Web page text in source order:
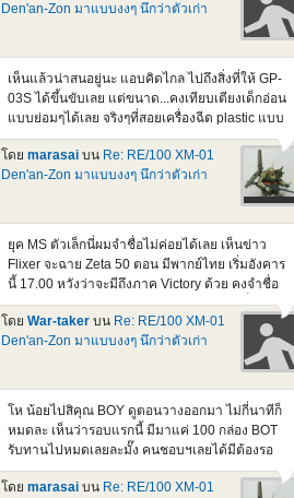
ด้วย ก็กินที่หนักเข้าไปอีก แต่บ่นแบบนี้ ผมรอ part
ของ Dynames ที่เป็นปืน กับ มิซายด์ อยู่นะ จริง ๆ ก็
Dynames กับ Kyorios ดองอยู่ด้วยแฮะ
Den'an-Zon มาแบบงงๆ นึกว่าตัวเก่า
เห็นแล้วน่าสนอยู่นะ แอบคิดไกล ไปถึงสิ่งที่ให้ GP-
03S ได้ขึ้นขับเลย แต่ขนาด...คงเทียบเตียงเด็กอ่อน
แบบย่อมๆได้เลย จริงๆที่สอยเครื่องฉีด plastic แบบ
เส้นมา ก็กะว่าจะทำแหละ กะ Mega Rider ให้ ZZ ขี่
เล่น แต่เอาจริงๆนี่ ยุ่งสะสางงานหลักเกือบทั้งวัน เลย
แทบไม่มีเวลาพิมพ์เลยหลังๆนี้
โดย marasai บน Re: RE/100 XM-01
Den'an-Zon มาแบบงงๆ นึกว่าตัวเก่า
ยุค MS ตัวเล็กนี่ผมจำชื่อไม่ค่อยได้เลย เห็นข่าว
Flixer จะฉาย Zeta 50 ตอน มีพากย์ไทย เริ่มอังคาร
นี้ 17.00 หวังว่าจะมีถึงภาค Victory ด้วย คงจำชื่อ
MS ได้มากขึ้น (แต่ตัวนี้มันอยู่ใน F-91 นี่) เดี๋ยวนี้จะ
ให้เอา เสียงญีุ่ปุ่น sub eng. มาดูแบบเมื่อก่อน ก็
เหนื่อยเกิน เพิ่งต่ออันนี้ เกือบเสร็จ ไป เหนื่อยเอา
เรื่องครับ ที่ว่าเกือบเสร็จ เพราะหลายจุดมันใส่ สปริง
แกนเสียบก็แน่นจัดแล้ว ถ้าไขน็อตด้วย คงแงะมา
ทำสีไม่ได้แล้วละ
https://www.youtube.com/watch?v=U0kAdHrrHII
อังกฤษด้วย
โดย War-taker บน Re: RE/100 XM-01
Den'an-Zon มาแบบงงๆ นึกว่าตัวเก่า
โห น้อยไปสิคุณ BOY ดูตอนวางออกมา ไม่กี่นาทีก็
หมดละ เห็นว่ารอบแรกนี้ มีมาแค่ 100 กล่อง BOT
รับทานไปหมดเลยละมั๊ง คนชอบฯเลยได้มีต้องรอ
รอบถัดๆไป แต่จะไม่อุดหนุนร้านพวกนั้นละยกเว้น มี
ช่วงลดราคาลงปกติ Series ตัวเล็กนี้ก็สวยๆเยอะ
โดย marasai บน Re: RE/100 XM-01